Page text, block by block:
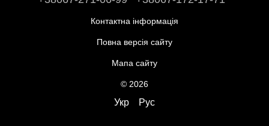
Контактна інформація
Повна версія сайту
Мапа сайту
© 2026
Укр Рус